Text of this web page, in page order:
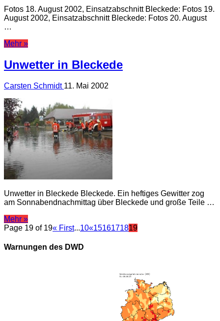
Fotos 18. August 2002, Einsatzabschnitt Bleckede: Fotos 19.
August 2002, Einsatzabschnitt Bleckede: Fotos 20. August
…
Mehr »
Unwetter in Bleckede
Carsten Schmidt 11. Mai 2002
Unwetter in Bleckede Bleckede. Ein heftiges Gewitter zog
am Sonnabendnachmittag über Bleckede und große Teile …
Mehr »
Page 19 of 19« First...10«1516171819
Warnungen des DWD